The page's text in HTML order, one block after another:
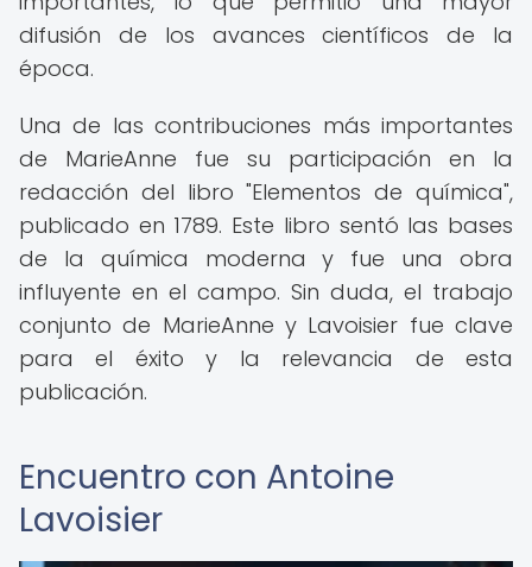
difusión de los avances científicos de la
época.
Una de las contribuciones más importantes
de MarieAnne fue su participación en la
redacción del libro "Elementos de química",
publicado en 1789. Este libro sentó las bases
de la química moderna y fue una obra
influyente en el campo. Sin duda, el trabajo
conjunto de MarieAnne y Lavoisier fue clave
para el éxito y la relevancia de esta
publicación.
Encuentro con Antoine
Lavoisier